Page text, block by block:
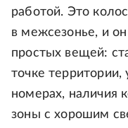
работой. Это
в межсезонье, и
простых вещей:
точке территории,
номерах, наличия
зоны с хорошим